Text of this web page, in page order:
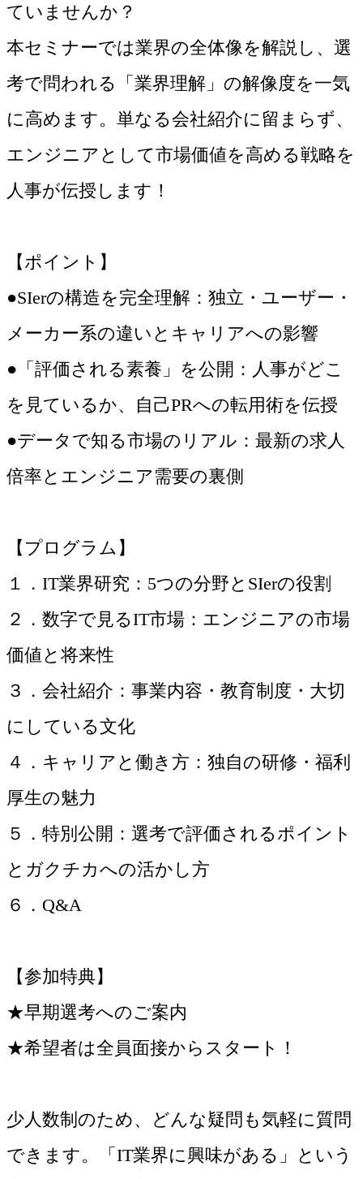
ていませんか？
本セミナーでは業界の全体像を解説し、選
考で問われる「業界理解」の解像度を一気
に高めます。単なる会社紹介に留まらず、
エンジニアとして市場価値を高める戦略を
人事が伝授します！
【ポイント】
●SIerの構造を完全理解：独立・ユーザー・
メーカー系の違いとキャリアへの影響
●「評価される素養」を公開：人事がどこ
を見ているか、自己PRへの転用術を伝授
●データで知る市場のリアル：最新の求人
倍率とエンジニア需要の裏側
【プログラム】
１．IT業界研究：5つの分野とSIerの役割
２．数字で見るIT市場：エンジニアの市場
価値と将来性
３．会社紹介：事業内容・教育制度・大切
にしている文化
４．キャリアと働き方：独自の研修・福利
厚生の魅力
５．特別公開：選考で評価されるポイント
とガクチカへの活かし方
６．Q&A
【参加特典】
★早期選考へのご案内
★希望者は全員面接からスタート！
少人数制のため、どんな疑問も気軽に質問
できます。「IT業界に興味がある」という